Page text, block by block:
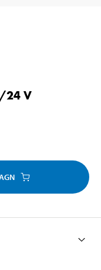
24 V